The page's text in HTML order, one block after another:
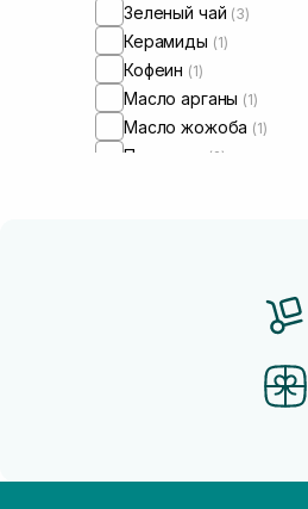
Зеленый чай (3)
Керамиды (1)
Кофеин (1)
Масло арганы (1)
Масло жожоба (1)
Пантенол (2)